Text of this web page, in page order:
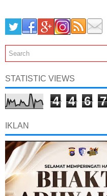
STATISTIC VIEWS
4 4 6 7
IKLAN